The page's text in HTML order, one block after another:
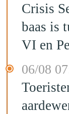
Crisis
baas is
VI en
06/08